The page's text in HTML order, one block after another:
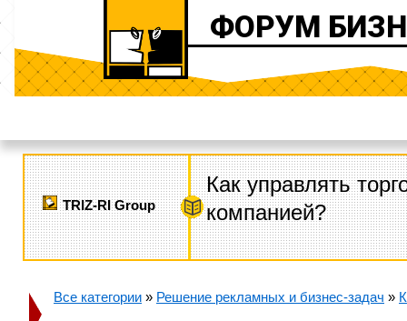
ФОРУМ
TRIZ-RI Group
Как управлять
компанией?
Все категории » Решение рекламных и бизнес-задач »